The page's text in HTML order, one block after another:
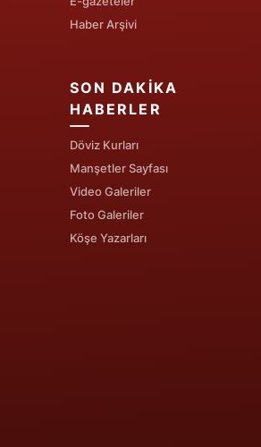
Haber Arşivi
SON DAKIKA
HABERLER
Döviz Kurları
Manşetler Sayfası
Video Galeriler
Foto Galeriler
Köşe Yazarları